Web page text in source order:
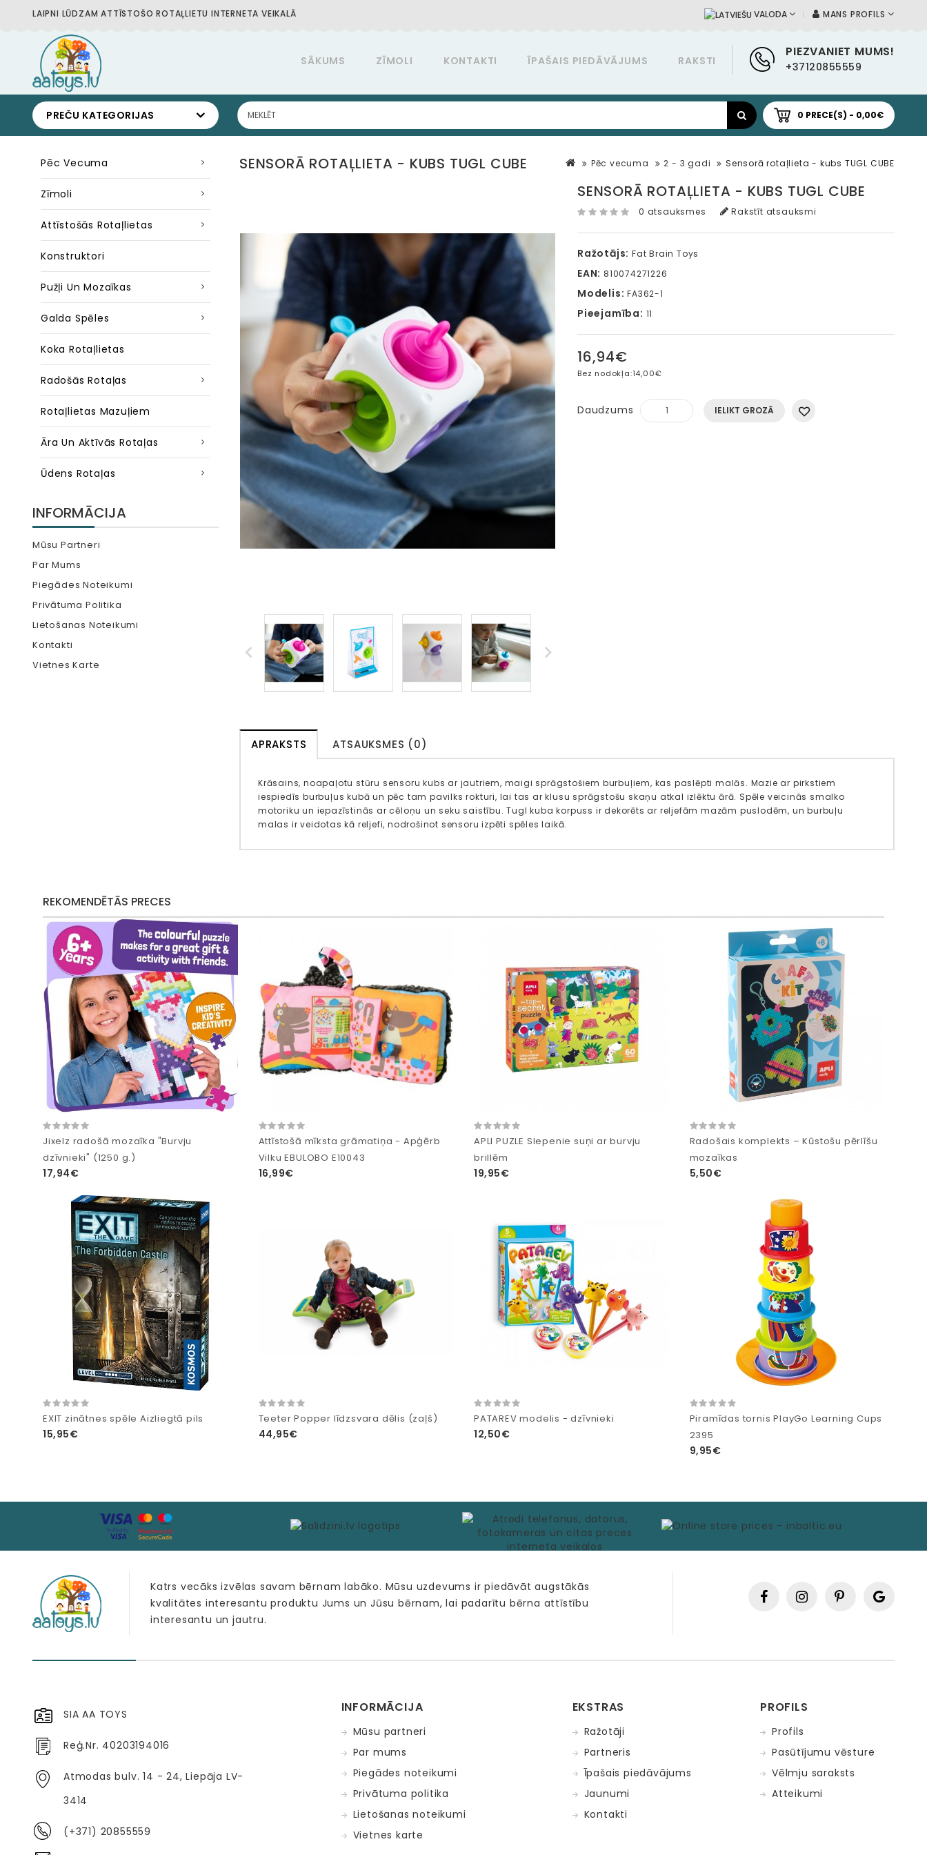
LAIPNI LŪDZAM ATTĪSTOŠO ROTAĻLIETU INTERNETA VEIKALĀ MANS PROFILS
VALODA
PIEZVANIET MUMS!
+37120855559
SĀKUMS ZĪMOLI KONTAKTI ĪPAŠAIS PIEDĀVĀJUMS RAKSTI
PREČU KATEGORIJAS 0 PRECE(S) - 0,00€
Pēc Vecuma
Zīmoli
Attīstošās Rotaļlietas
Konstruktori
Pužļi Un Mozaīkas
Galda Spēles
Koka Rotaļlietas
Radošās Rotaļas
Rotaļlietas Mazuļiem
Āra Un Aktīvās Rotaļas
Ūdens Rotaļas
INFORMĀCIJA
Mūsu Partneri
Par Mums
Piegādes Noteikumi
Privātuma Politika
Lietošanas Noteikumi
Kontakti
Vietnes Karte
Pēc vecuma 2 - 3 gadi Sensorā rotaļlieta - kubs TUGL CUBE
SENSORĀ ROTAĻLIETA - KUBS TUGL CUBE
SENSORĀ ROTAĻLIETA - KUBS TUGL CUBE
0 atsauksmes Rakstīt atsauksmi
Ražotājs: Fat Brain Toys
EAN: 810074271226
Modelis: FA362-1
Pieejamība: 11
16,94€
Bez nodokļa:14,00€
Daudzums IELIKT GROZĀ
APRAKSTS ATSAUKSMES (0)
Krāsains, noapaļotu stūru sensoru kubs ar jautriem, maigi sprāgstošiem burbuļiem, kas paslēpti malās. Mazie ar pirkstiem
iespiedīs burbuļus kubā un pēc tam pavilks rokturi, lai tas ar klusu sprāgstošu skaņu atkal izlēktu ārā. Spēle veicinās smalko
motoriku un iepazīstinās ar cēloņu un seku saistību. Tugl kuba korpuss ir dekorēts ar reljefām mazām puslodēm, un burbuļu
malas ir veidotas kā reljefi, nodrošinot sensoru izpēti spēles laikā.
REKOMENDĒTĀS PRECES
Jixelz radošā mozaīka "Burvju
dzīvnieki" (1250 g.)
17,94€
Attīstošā mīksta grāmatiņa - Apģērb
Vilku EBULOBO E10043
16,99€
APLI PUZLE Slepenie suņi ar burvju
brillēm
19,95€
Radošais komplekts – Kūstošu pērlīšu
mozaīkas
5,50€
EXIT zinātnes spēle Aizliegtā pils
15,95€
Teeter Popper līdzsvara dēlis (zaļš)
44,95€
PATAREV modelis - dzīvnieki
12,50€
Piramīdas tornis PlayGo Learning Cups
2395
9,95€
Katrs vecāks izvēlas savam bērnam labāko. Mūsu uzdevums ir piedāvāt augstākās
kvalitātes interesantu produktu Jums un Jūsu bērnam, lai padarītu bērna attīstību
interesantu un jautru.
SIA AA TOYS
Reģ.Nr. 40203194016
Atmodas bulv. 14 - 24, Liepāja LV-
3414
(+371) 20855559
INFORMĀCIJA
Mūsu partneri
Par mums
Piegādes noteikumi
Privātuma politika
Lietošanas noteikumi
Vietnes karte
EKSTRAS
Ražotāji
Partneris
Īpašais piedāvājums
Jaunumi
Kontakti
PROFILS
Profils
Pasūtījumu vēsture
Vēlmju saraksts
Atteikumi